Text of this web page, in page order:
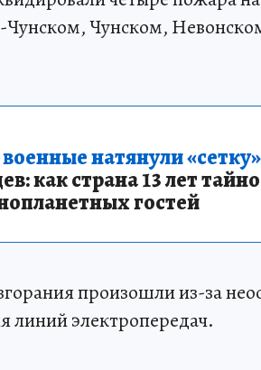
Чунском, Чунском,
натянули «сетку»
как страна 13 лет
гостей
произошли из-за
линий электропередач.